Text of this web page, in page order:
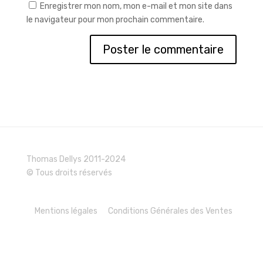
Enregistrer mon nom, mon e-mail et mon site dans
le navigateur pour mon prochain commentaire.
Thomas Dellys 2011-2024
© Tous droits réservés
Mentions légales Conditions Générales des Ventes